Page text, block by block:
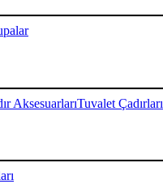
AksesuarlarıTuvalet Çadırları